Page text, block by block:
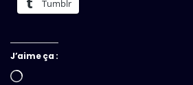
Tumblr
J’aime ça :
Chargement…